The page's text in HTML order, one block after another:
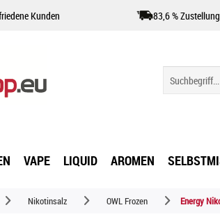
Kunden 83,6 %
VAPE LIQUID AROMEN
Nikotinsalz OWL Frozen Energy